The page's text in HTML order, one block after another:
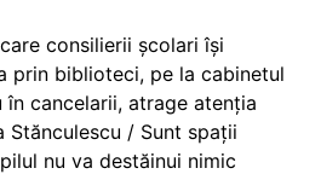
consilierii școlari își
prin biblioteci, pe la cabinetul
în cancelarii, atrage atenția
Stănculescu / Sunt spații
nu va destăinui nimic